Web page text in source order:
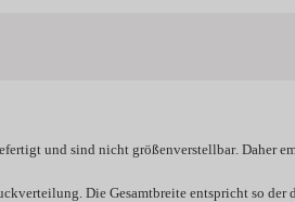
und sind nicht größenverstellbar. Daher
Die Gesamtbreite entspricht so der